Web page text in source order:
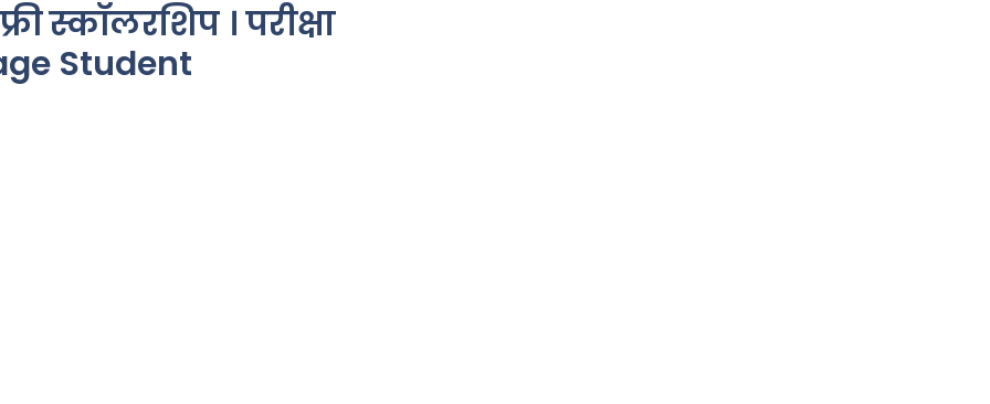
स्कॉलरशिप । परीक्षा
Student